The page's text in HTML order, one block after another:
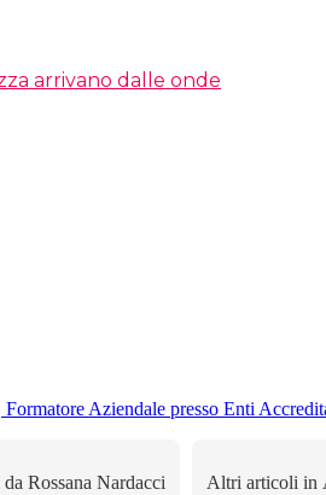
arrivano dalle onde
Aziendale presso Enti
Rossana Nardacci Altri articoli in